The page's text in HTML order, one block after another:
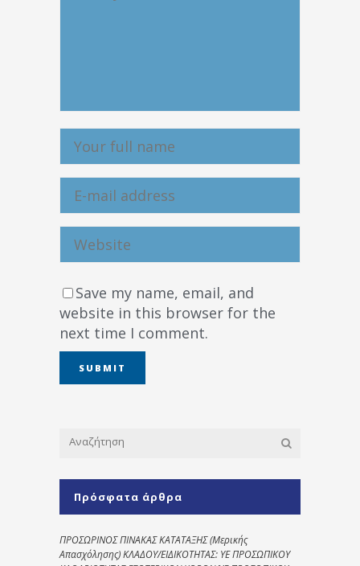
Save my name, email, and
website in this browser for the
next time I comment.
Πρόσφατα άρθρα
ΠΡΟΣΩΡΙΝΟΣ ΠΙΝΑΚΑΣ ΚΑΤΑΤΑΞΗΣ (Μερικής
Απασχόλησης) ΚΛΑΔΟΥ/ΕΙΔΙΚΟΤΗΤΑΣ: ΥΕ ΠΡΟΣΩΠΙΚΟΥ